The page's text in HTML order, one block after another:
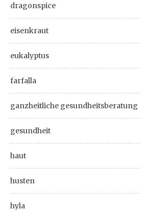
dragonspice
eisenkraut
eukalyptus
farfalla
ganzheitliche gesundheitsberatung
gesundheit
haut
husten
hyla